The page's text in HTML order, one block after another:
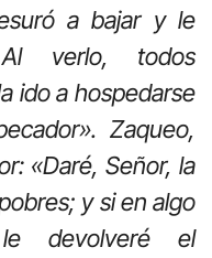
a bajar y le
verlo, todos
ido a hospedarse
Zaqueo,
«Daré, Señor, la
y si en algo
devolveré el